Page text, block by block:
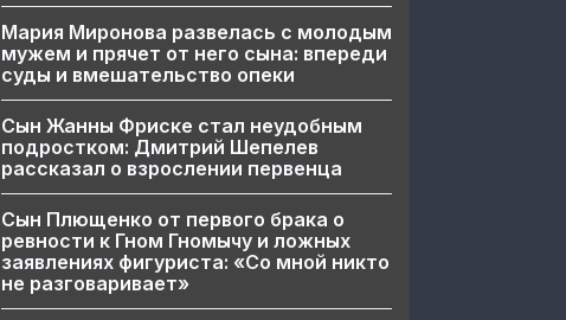
Мария Миронова развелась с молодым
мужем и прячет от него сына: впереди
суды и вмешательство опеки
Сын Жанны Фриске стал неудобным
подростком: Дмитрий Шепелев
рассказал о взрослении первенца
Сын Плющенко от первого брака о
ревности к Гном Гномычу и ложных
заявлениях фигуриста: «Со мной никто
не разговаривает»